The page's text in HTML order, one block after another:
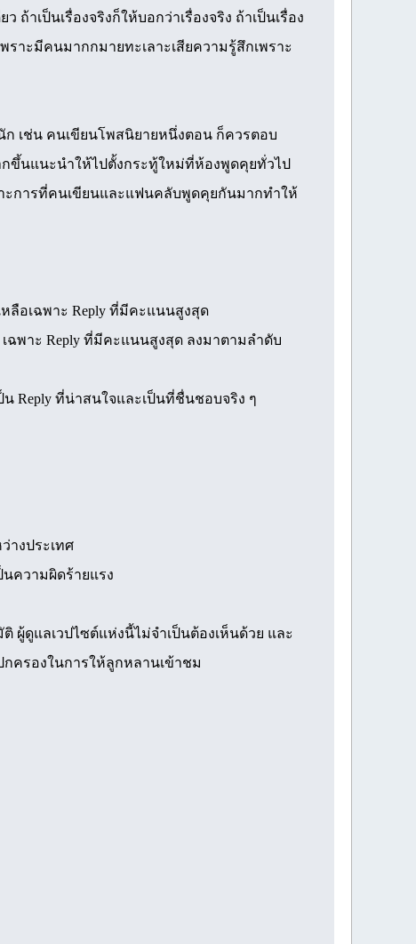
าเป็นเรื่องจริงก็ให้บอกว่าเรื่องจริง ถ้าเป็นเรื่อง
ราะมีคนมากกมายทะเลาะเสียความรู้สึกเพราะ
เช่น คนเขียนโพสนิยายหนึ่งตอน ก็ควรตอบ
ขึ้นแนะนำให้ไปตั้งกระทู้ใหม่ที่ห้องพูดคุยทั่วไป
ะการที่คนเขียนและแฟนคลับพูดคุยกันมากทำให้
ลือเฉพาะ Reply ที่มีคะแนนสูงสุด
ฉพาะ Reply ที่มีคะแนนสูงสุด ลงมาตามลำดับ
ที่น่าสนใจและเป็นที่ชื่นชอบจริง ๆ
างประเทศ
ความผิดร้ายแรง
ดูแลเวปไซต์แห่งนี้ไม่จำเป็นต้องเห็นด้วย และ
ครองในการให้ลูกหลานเข้าชม